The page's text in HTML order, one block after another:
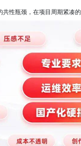
性瓶颈，在项目周期紧凑